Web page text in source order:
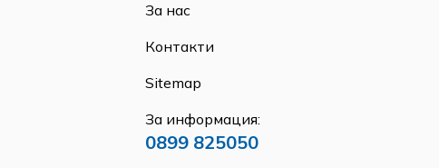
За нас
Контакти
Sitemap
За информация:
0899 825050